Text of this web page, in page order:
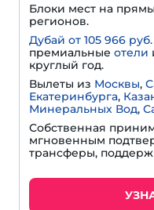
Блоки мест на
регионов.
Дубай от 105 966 руб.
премиальные отели
круглый год.
Вылеты из Москвы,
Екатеринбурга,
Минеральных Вод,
Собственная
мгновенным
трансферы,